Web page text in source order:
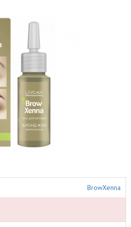
BrowXenna